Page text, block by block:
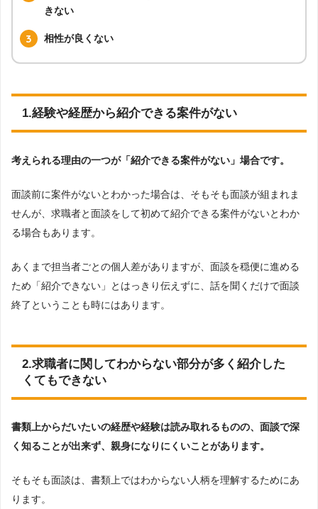
きない
相性が良くない
1.経験や経歴から紹介できる案件がない
考えられる理由の一つが「紹介できる案件がない」場合です。
面談前に案件がないとわかった場合は、そもそも面談が組まれま
せんが、求職者と面談をして初めて紹介できる案件がないとわか
る場合もあります。
あくまで担当者ごとの個人差がありますが、面談を穏便に進める
ため「紹介できない」とはっきり伝えずに、話を聞くだけで面談
終了ということも時にはあります。
2.求職者に関してわからない部分が多く紹介した
くてもできない
書類上からだいたいの経歴や経験は読み取れるものの、面談で深
く知ることが出来ず、親身になりにくいことがあります。
そもそも面談は、書類上ではわからない人柄を理解するためにあ
ります。